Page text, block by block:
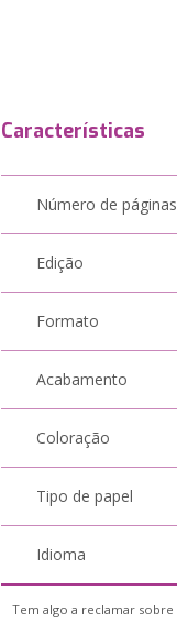
Características
Número de páginas
Edição
Formato
Acabamento
Coloração
Tipo de papel
Idioma
Tem algo a reclamar